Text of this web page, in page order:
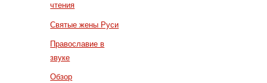
чтения
Святые жены Руси
Православие в
звуке
Обзор